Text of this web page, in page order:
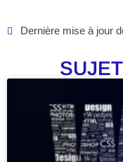
Dernière mise à jour